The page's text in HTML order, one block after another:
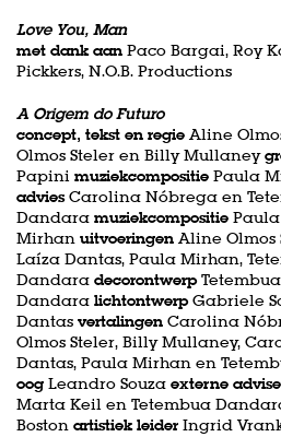
Love You, Man
met dank aan Paco Bargai, Roy
Pickkers, N.O.B. Productions
A Origem do Futuro
concept, tekst en regieAline
Olmos Steler en Billy Mullaney
Papini muziekcompositie Paula
adviesCarolina Nóbrega en
Dandara muziekcompositie Paula
Mirhan uitvoeringenAline Olmos
Laíza Dantas, Paula Mirhan,
Dandara decorontwerpTetembua
Dandara lichtontwerpGabriele
Dantas vertalingen Carolina
Olmos Steler, Billy Mullaney,
Dantas, Paula Mirhan en
oog Leandro Souza externe
Marta Keil en Tetembua
Boston artistiek leider Ingrid
Zoom
in